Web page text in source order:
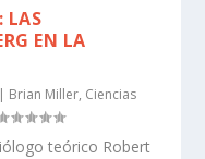
LAS
EN LA
| Brian Miller, Ciencias
teórico Robert